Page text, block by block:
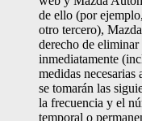
de ello (por
otro tercero),
derecho de
inmediatamente
medidas necesarias
se tomarán las
la frecuencia y el
temporal o